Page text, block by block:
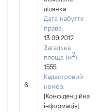
6
ділянка
Дата набуття
права:
13.09.2012
Загальна
площа (м2):
1555
Кадастровий
номер:
[Конфіденційна
інформація]